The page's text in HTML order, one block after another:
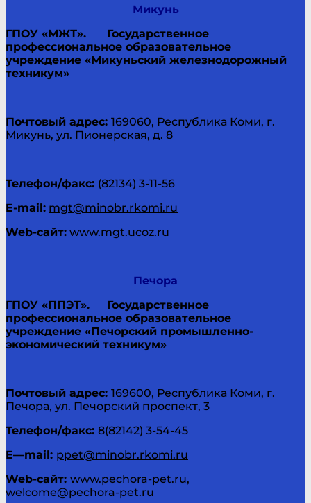
Микунь
ГПОУ «МЖТ». Государственное
профессиональное образовательное
учреждение «Микуньский железнодорожный
техникум»
Почтовый адрес: 169060, Республика Коми, г.
Микунь, ул. Пионерская, д. 8
Телефон/факс: (82134) 3-11-56
E-mail: mgt@minobr.rkomi.ru
Web-сайт: www.mgt.ucoz.ru
Печора
ГПОУ «ППЭТ». Государственное
профессиональное образовательное
учреждение «Печорский промышленно-
экономический техникум»
Почтовый адрес: 169600, Республика Коми, г.
Печора, ул. Печорский проспект, 3
Телефон/факс: 8(82142) 3-54-45
E—mail: ppet@minobr.rkomi.ru
Web-сайт: www.pechora-pet.ru,
welcome@pechora-pet.ru